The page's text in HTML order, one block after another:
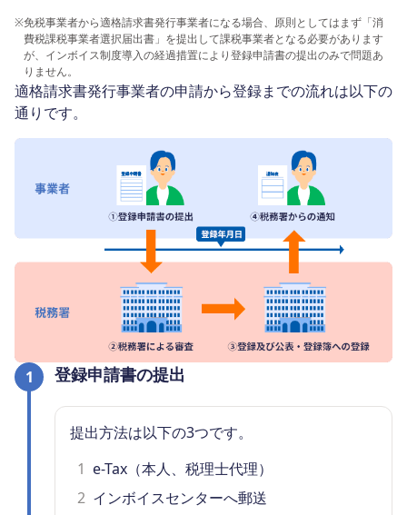
※免税事業者から適格請求書発行事業者になる場合、原則としてはまず「消
費税課税事業者選択届出書」を提出して課税事業者となる必要があります
が、インボイス制度導入の経過措置により登録申請書の提出のみで問題あ
りません。
適格請求書発行事業者の申請から登録までの流れは以下の
通りです。
1 登録申請書の提出
提出方法は以下の3つです。
1 e-Tax（本人、税理士代理）
2 インボイスセンターへ郵送